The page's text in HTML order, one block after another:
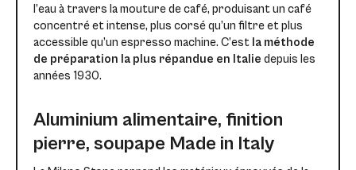
l’eau à travers la mouture de café, produisant un café
concentré et intense, plus corsé qu’un filtre et plus
accessible qu’un espresso machine. C’est la méthode
de préparation la plus répandue en Italie depuis les
années 1930.
Aluminium alimentaire, finition
pierre, soupape Made in Italy